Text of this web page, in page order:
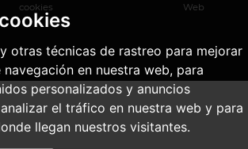
otras técnicas de rastreo para mejorar
en nuestra web, para
personalizados y anuncios
el tráfico en nuestra web y para
llegan nuestros visitantes.
cookies
Web